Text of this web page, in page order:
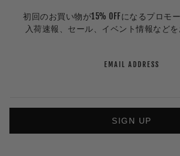
初回のお買い物が15% OFFになるプロモ
入荷速報、セール、イベント情報などを
EMAIL ADDRESS
SIGN UP